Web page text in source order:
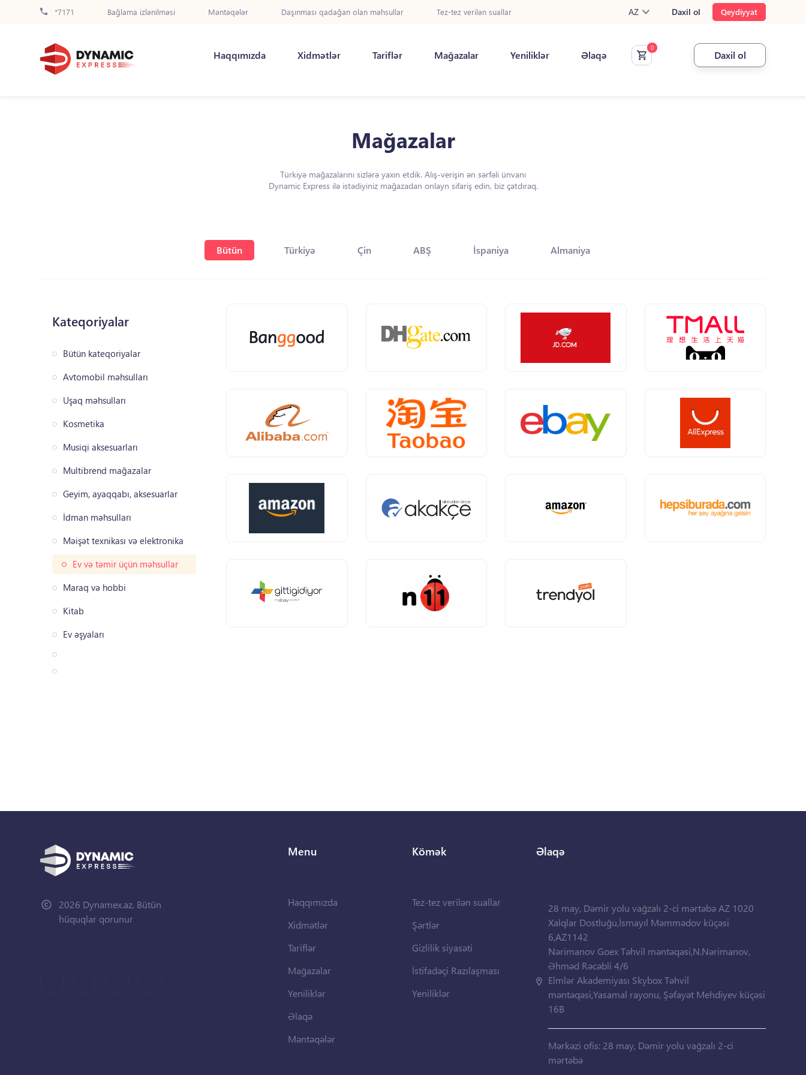
*7171 Bağlama izlənilməsi Məntəqələr Daşınması qadağan olan məhsullar Tez-tez verilən suallar AZ Daxil ol Qeydiyyat
Haqqımızda Xidmətlər Tariflər Mağazalar Yeniliklər Əlaqə Daxil ol
Mağazalar
Türkiyə mağazalarını sizlərə yaxın etdik. Alış-verişin ən sərfəli ünvanı
Dynamic Express ilə istədiyiniz mağazadan onlayn sifariş edin, biz çatdıraq.
Bütün Türkiyə Çin ABŞ İspaniya Almaniya
Kateqoriyalar
Bütün kateqoriyalar
Avtomobil məhsulları
Uşaq məhsulları
Kosmetika
Musiqi aksesuarları
Multibrend mağazalar
Geyim, ayaqqabı, aksesuarlar
İdman məhsulları
Məişət texnikası və elektronika
Ev və təmir üçün məhsullar
Maraq və hobbi
Kitab
Ev əşyaları
2026 Dynamex.az. Bütün
hüquqlar qorunur
Menu
Haqqımızda
Xidmətlər
Tariflər
Mağazalar
Yeniliklər
Əlaqə
Məntəqələr
Kömək
Tez-tez verilən suallar
Şərtlər
Gizlilik siyasəti
İstifadəçi Razılaşması
Yeniliklər
Əlaqə
28 may, Dəmir yolu vağzalı 2-ci mərtəbə AZ 1020
Xalqlar Dostluğu,İsmayıl Məmmədov küçəsi
6,AZ1142
Nərimanov Goex Təhvil məntəqəsi,N.Nərimanov,
Əhməd Rəcəbli 4/6
Elmlər Akademiyası Skybox Təhvil
məntəqəsi,Yasamal rayonu, Şəfayət Mehdiyev küçəsi
16B
Mərkəzi ofis: 28 may, Dəmir yolu vağzalı 2-ci
mərtəbə